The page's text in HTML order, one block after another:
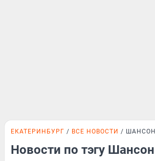
ЕКАТЕРИНБУРГ ВСЕ НОВОСТИ ШАНСОН
Новости по тэгу Шансон